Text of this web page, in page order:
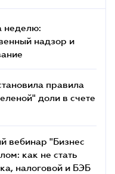
неделю:
надзор и
правила
доли в счете
вебинар "Бизнес
как не стать
налоговой и БЭБ